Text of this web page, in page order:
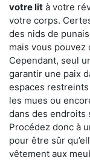
votre lit à votre
votre corps.
des nids de
mais vous
Cependant, seul
garantir une paix
espaces
les mues ou
dans des endroits
Procédez donc à
pour être sûr
vêtement aux